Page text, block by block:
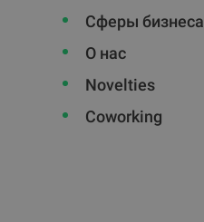
Сферы бизнеса
О нас
Novelties
Coworking